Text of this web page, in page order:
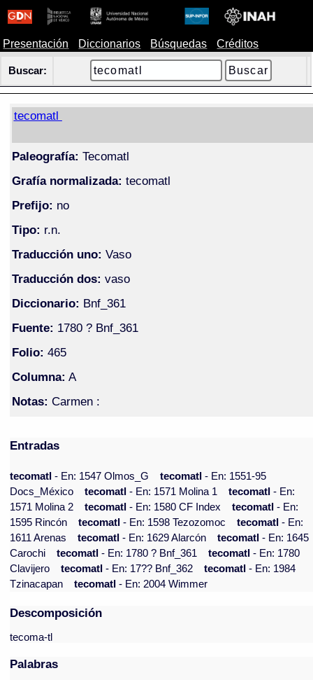
Presentación Diccionarios Búsquedas Créditos
Buscar:
tecomatl
Paleografía: Tecomatl
Grafía normalizada: tecomatl
Prefijo: no
Tipo: r.n.
Traducción uno: Vaso
Traducción dos: vaso
Diccionario: Bnf_361
Fuente: 1780 ? Bnf_361
Folio: 465
Columna: A
Notas: Carmen :
Entradas
tecomatl- En: 1547 Olmos_G tecomatl- En: 1551-95
Docs_México
tecomatl- En: 1571 Molina 1 tecomatl- En:
1571 Molina 2
tecomatl- En: 1580 CF Index tecomatl- En:
1595 Rincón
tecomatl- En: 1598 Tezozomoc tecomatl- En:
1611 Arenas
tecomatl- En: 1629 Alarcón tecomatl- En: 1645
Carochi
tecomatl- En: 1780 ? Bnf_361 tecomatl- En: 1780
Clavijero
tecomatl- En: 17?? Bnf_362 tecomatl- En: 1984
Tzinacapan
tecomatl- En: 2004 Wimmer
Descomposición
tecoma-tl
Palabras